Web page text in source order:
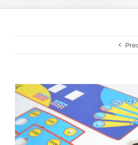
Ingrandisci
immagine